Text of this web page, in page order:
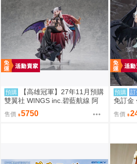
預購
【高雄冠軍】27年11月預購
雙翼社 WINGS inc.碧藍航線 阿
爾比恩 銀月下的夜之眷屬 1/7 免
訂金
售價 5750
預購 訂
免訂金
售價